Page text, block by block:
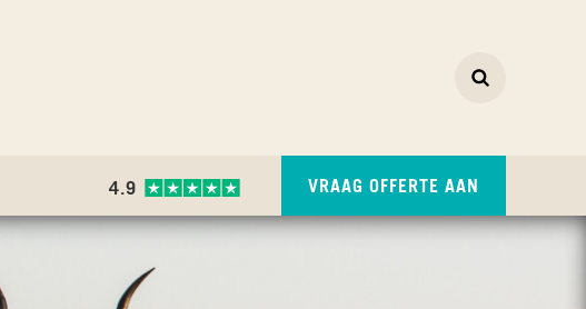
Zoeken
4.9 VRAAG OFFERTE AAN